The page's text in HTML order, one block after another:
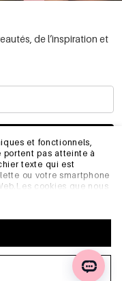
et fonctionnels,
pas atteinte à
texte qui est
ou votre smartphone
cookies que nous
par exemple, de vos
d'optimiser notre site
de navigation et
d'accepter notre
de votre
de l’inspiration et